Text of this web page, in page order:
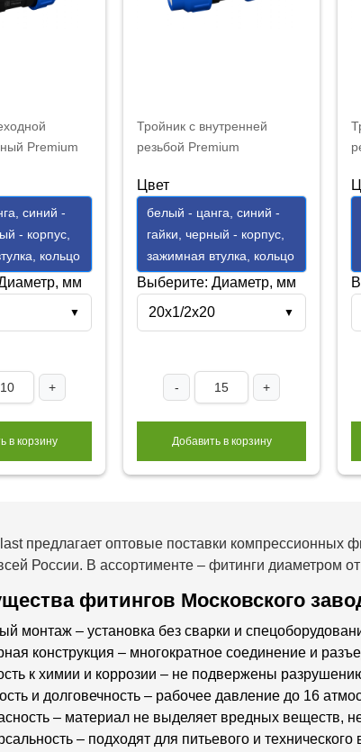
Premium
синий -
- корпус,
кольцо
мм
▼
+
в корзину
Тройник с внутренней
резьбой Premium
Цвет
белый - цанга, синий -
гайки, черный - корпус,
зажимная втулка, кольцо
Выберите: Диаметр, мм
20х1/2х20
▼
- +
Добавить в корзину
предлагает оптовые поставки компрессионных
России. В ассортименте – фитинги диаметром
фитингов Московского
монтаж – установка без сварки и
конструкция – многократное соединение и
к химии и коррозии – не подвержены
и долговечность – рабочее давление до 16
– материал не выделяет вредных веществ,
– подходят для питьевого и